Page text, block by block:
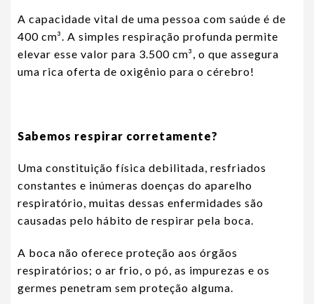
A capacidade vital de uma pessoa com saúde é de
400 cm³. A simples respiração profunda permite
elevar esse valor para 3.500 cm³, o que assegura
uma rica oferta de oxigênio para o cérebro!
Sabemos respirar corretamente?
Uma constituição física debilitada, resfriados
constantes e inúmeras doenças do aparelho
respiratório, muitas dessas enfermidades são
causadas pelo hábito de respirar pela boca.
A boca não oferece proteção aos órgãos
respiratórios; o ar frio, o pó, as impurezas e os
germes penetram sem proteção alguma.